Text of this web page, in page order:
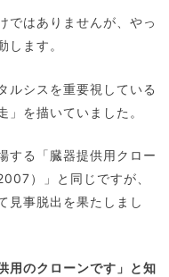
ではありませんが、やっ
します。
ルシスを重要視している
」を描いていました。
する「臓器提供用クロー
）」と同じですが、
見事脱出を果たしまし
用のクローンです」と知